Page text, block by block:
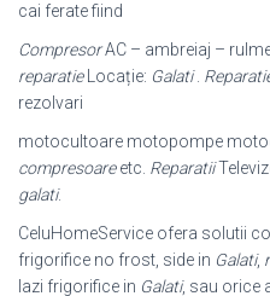
cai ferate fiind
CompresorAC – ambreiaj –
reparatieLocație: Galati.
rezolvari
motocultoare motopompe
compresoareetc. Reparatii
galati.
CeluHomeService ofera solutii
frigorifice no frost, side in Galati,
lazi frigorifice in Galati, sau orice